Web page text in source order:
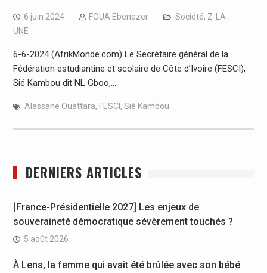
6 juin 2024 FOUA Ebenezer Société, Z-LA-
UNE
6-6-2024 (AfrikMonde.com) Le Secrétaire général de la
Fédération estudiantine et scolaire de Côte d’Ivoire (FESCI),
Sié Kambou dit NL Gboo,…
Alassane Ouattara, FESCI , Sié Kambou
DERNIERS ARTICLES
[France-Présidentielle 2027] Les enjeux de
souveraineté démocratique sévèrement touchés ?
5 août 2026
À Lens, la femme qui avait été brûlée avec son bébé